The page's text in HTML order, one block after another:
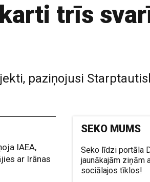
trīs
paziņojusi
IAEA,
ar Irānas
SEKO MUMS
Seko līdzi portāla
jaunākajām ziņām
sociālajos tīklos!